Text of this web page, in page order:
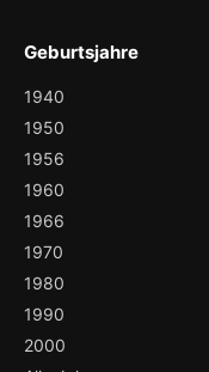
Geburtsjahre
1940
1950
1956
1960
1966
1970
1980
1990
2000